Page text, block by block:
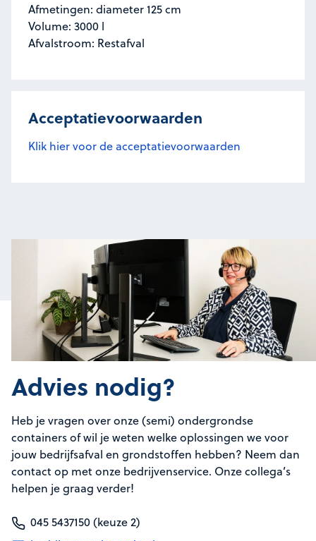
Afmetingen: diameter 125 cm
Volume: 3000 l
Afvalstroom: Restafval
Acceptatievoorwaarden
Klik hier voor de acceptatievoorwaarden
Advies nodig?
Heb je vragen over onze (semi) ondergrondse
containers of wil je weten welke oplossingen we voor
jouw bedrijfsafval en grondstoffen hebben? Neem dan
contact op met onze bedrijvenservice. Onze collega’s
helpen je graag verder!
045 5437150 (keuze 2)